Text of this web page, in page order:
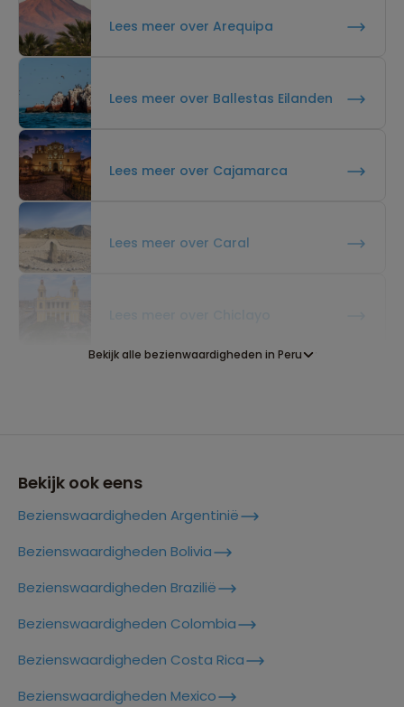
Lees meer over Arequipa
Lees meer over Ballestas Eilanden
Lees meer over Cajamarca
Lees meer over Caral
Bekijk alle bezienwaardigheden in Peru
Bekijk ook eens
Bezienswaardigheden Argentinië
Bezienswaardigheden Bolivia
Bezienswaardigheden Brazilië
Bezienswaardigheden Colombia
Bezienswaardigheden Costa Rica
Bezienswaardigheden Mexico